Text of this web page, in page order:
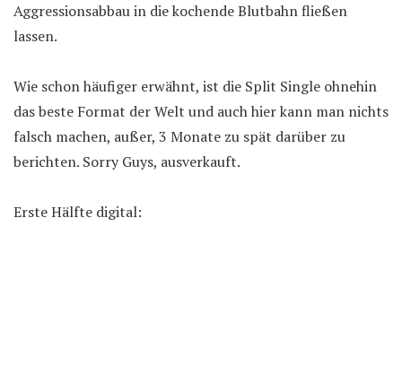
Aggressionsabbau in die kochende Blutbahn fließen
lassen.
Wie schon häufiger erwähnt, ist die Split Single ohnehin
das beste Format der Welt und auch hier kann man nichts
falsch machen, außer, 3 Monate zu spät darüber zu
berichten. Sorry Guys, ausverkauft.
Erste Hälfte digital: